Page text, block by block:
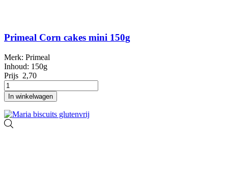
Primeal Corn cakes mini 150g
Merk: Primeal
Inhoud: 150g
Prijs 2,70
In winkelwagen